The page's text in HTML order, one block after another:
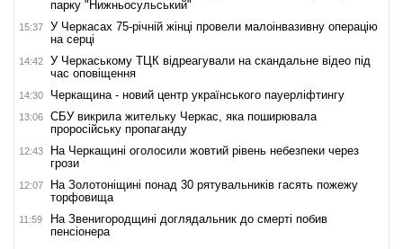
парку "Нижньосульський"
15:37
У Черкасах 75-річній жінці провели малоінвазивну операцію
на серці
14:42
У Черкаському ТЦК відреагували на скандальне відео під
час оповіщення
14:30 Черкащина - новий центр українського пауерліфтингу
13:06
СБУ викрила жительку Черкас, яка поширювала
проросійську пропаганду
12:43
На Черкащині оголосили жовтий рівень небезпеки через
грози
12:07
На Золотоніщині понад 30 рятувальників гасять пожежу
торфовища
11:59
На Звенигородщині доглядальник до смерті побив
пенсіонера